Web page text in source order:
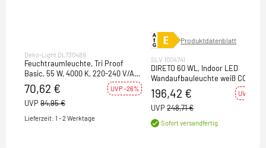
Deko-Light DL730489
Feuchtraumleuchte, Tri Proof
Basic, 55 W, 4000 K, 220-240 V/AC,
50 / 60 Hz
70,62 € UVP -26%
UVP 94,95 €
Lieferzeit: 1 - 2 Werktage
Produktdatenblatt
SLV 1004741
DIRETO 60 WL, Indoor LED
Wandaufbauleuchte weiß CCT
switch 2700/3000K
196,42 € UVP -21%
UVP 248,71 €
Sofort versandfertig